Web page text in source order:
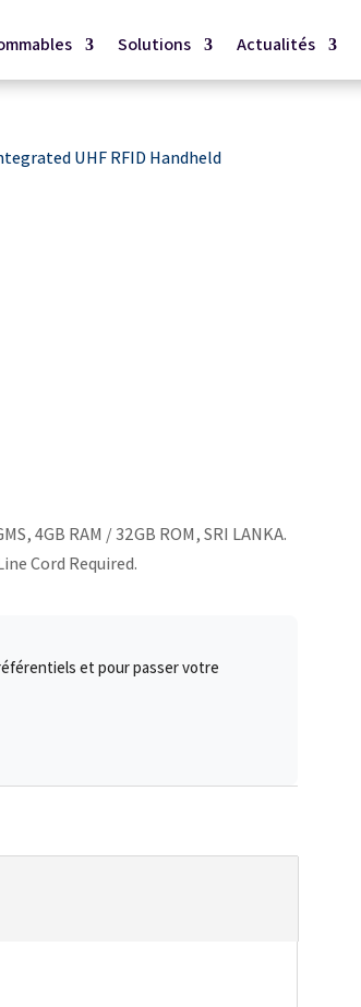
Solutions Actualités
UHF RFID Handheld
4GB RAM / 32GB ROM, SRI LANKA.
Cord Required.
et pour passer votre